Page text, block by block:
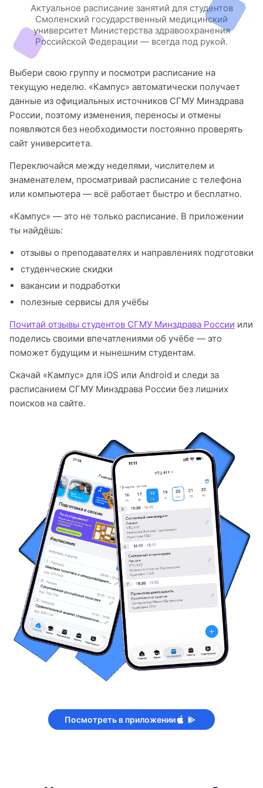
Актуальное расписание занятий для студентов
Смоленский государственный медицинский
университет Министерства здравоохранения
Российской Федерации — всегда под рукой.
Выбери свою группу и посмотри расписание на
текущую неделю. «Кампус» автоматически получает
данные из официальных источников СГМУ Минздрава
России, поэтому изменения, переносы и отмены
появляются без необходимости постоянно проверять
сайт университета.
Переключайся между неделями, числителем и
знаменателем, просматривай расписание с телефона
или компьютера — всё работает быстро и бесплатно.
«Кампус» — это не только расписание. В приложении
ты найдёшь:
отзывы о преподавателях и направлениях подготовки
студенческие скидки
вакансии и подработки
полезные сервисы для учёбы
Почитай отзывы студентов СГМУ Минздрава России или
поделись своими впечатлениями об учёбе — это
поможет будущим и нынешним студентам.
Скачай «Кампус» для iOS или Android и следи за
расписанием СГМУ Минздрава России без лишних
поисков на сайте.
Посмотреть в приложении